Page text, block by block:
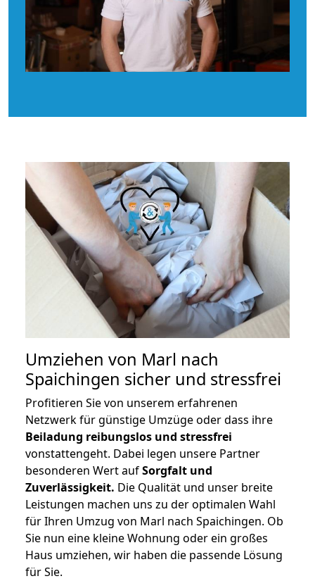
Umziehen von Marl nach
Spaichingen sicher und stressfrei
Profitieren Sie von unserem erfahrenen
Netzwerk für günstige Umzüge oder dass ihre
Beiladung reibungslos und stressfrei
vonstattengeht. Dabei legen unsere Partner
besonderen Wert aufSorgfalt und
Zuverlässigkeit. Die Qualität und unser breite
Leistungen machen uns zu der optimalen Wahl
für Ihren Umzug von Marl nach Spaichingen. Ob
Sie nun eine kleine Wohnung oder ein großes
Haus umziehen, wir haben die passende Lösung
für Sie.